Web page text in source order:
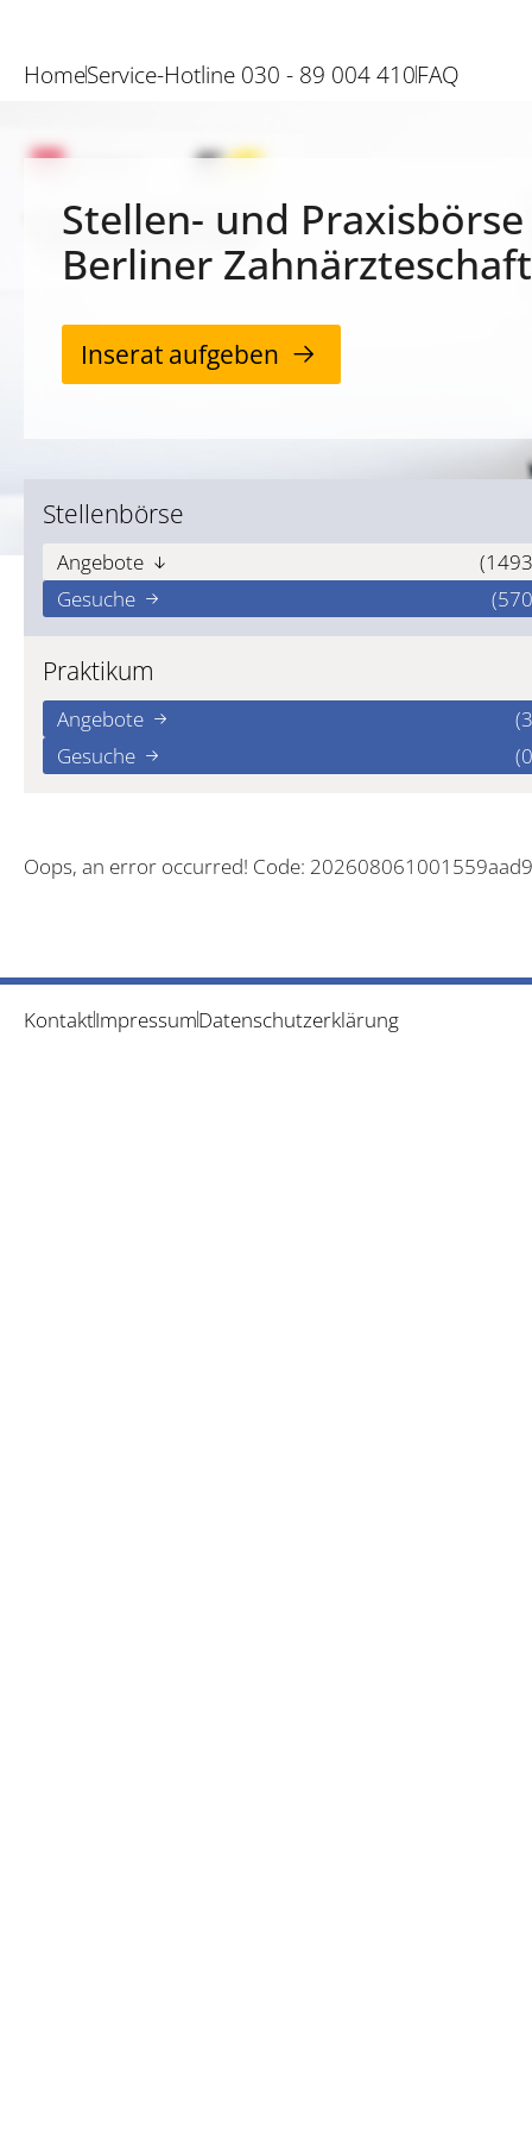
HomeService-Hotline 030 - 89 004 410FAQ
Stellen- und
Berliner Zahnärzteschaft
Inserat aufgeben
Stellenbörse
Angebote
Gesuche
Praktikum
Angebote
Gesuche
Oops, an error occurred! Code:
KontaktImpressumDatenschutzerklärung